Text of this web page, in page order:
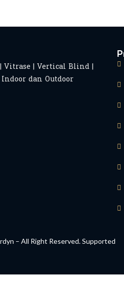
Vitrase | Vertical Blind |
dan Outdoor
– All Right Reserved. Supported